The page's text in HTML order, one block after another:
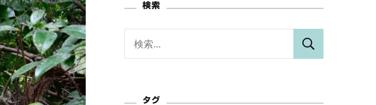
ブ
検索
タグ